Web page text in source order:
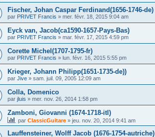
Fischer, Johan Caspar Ferdinand(1656-1746-de)
par PRIVET Francis » mer. févr. 18, 2015 9:04 am
Eyck van, Jacob(ca1590-1657-Pays-Bas)
par PRIVET Francis » mar. févr. 17, 2015 4:59 pm
Corette Michel(1707-1795-fr)
par PRIVET Francis » lun. févr. 16, 2015 5:55 pm
Krieger, Johann Philipp(1651-1735-de))
par Jive » sam. juil. 09, 2005 12:09 am
Colla, Domenico
par jluis » mer. nov. 26, 2014 1:58 pm
Zamboni, Giovanni (1674-1718-itl)
par ClassicGuitare » jeu. nov. 20, 2014 9:41 am
Lauffensteiner, Wolff Jacob (1676-1754-autriche)